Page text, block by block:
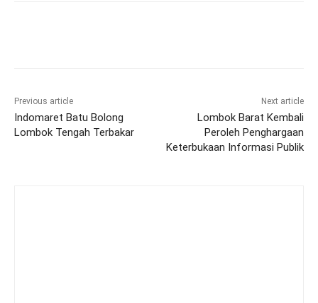
Previous article
Indomaret Batu Bolong
Lombok Tengah Terbakar
Next article
Lombok Barat Kembali
Peroleh Penghargaan
Keterbukaan Informasi Publik